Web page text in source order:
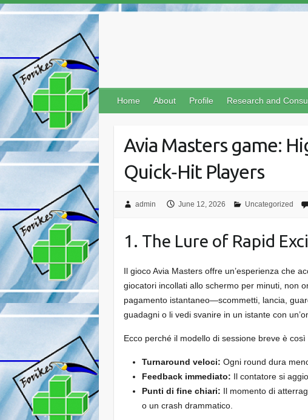
Skip
Home About Profile Research and
Avia Masters game:
Quick‑Hit Players
admin June 12, 2026 Uncategorized
1. The Lure of Rapid
Il gioco Avia Masters offre un’esperienza che
giocatori incollati allo schermo per minuti, non
pagamento istantaneo—scommetti, lancia,
guadagni o li vedi svanire in un istante con
Ecco perché il modello di sessione breve è
Turnaround veloci: Ogni round dura
Feedback immediato: Il contatore si
Punti di fine chiari: Il momento di
o un crash drammatico.